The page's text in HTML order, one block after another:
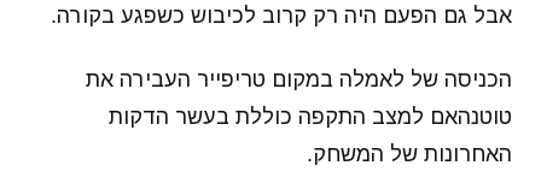
אבל גם הפעם היה רק קרוב לכיבוש כשפגע בקורה.
הכניסה של לאמלה במקום טריפייר העבירה את
טוטנהאם למצב התקפה כוללת בעשר הדקות
האחרונות של המשחק.